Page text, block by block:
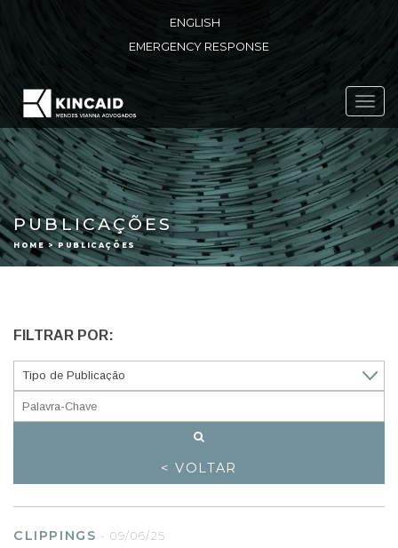
ENGLISH
EMERGENCY RESPONSE
PUBLICAÇÕES
HOME > PUBLICAÇÕES
FILTRAR POR:
< VOLTAR
CLIPPINGS -09/06/25